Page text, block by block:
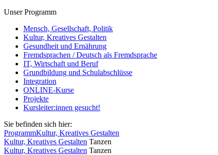
Unser Programm
Mensch, Gesellschaft, Politik
Kultur, Kreatives Gestalten
Gesundheit und Ernährung
Fremdsprachen / Deutsch als Fremdsprache
IT, Wirtschaft und Beruf
Grundbildung und Schulabschlüsse
Integration
ONLINE-Kurse
Projekte
Kursleiter:innen gesucht!
Sie befinden sich hier:
ProgrammKultur, Kreatives Gestalten
Kultur, Kreatives Gestalten Tanzen
Kultur, Kreatives Gestalten Tanzen